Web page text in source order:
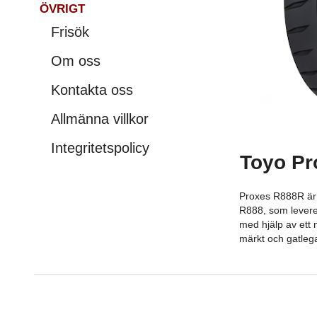
ÖVRIGT
Frisök
Om oss
Kontakta oss
Allmänna villkor
Integritetspolicy
Toyo
Proxes R888R
R888, som
med hjälp av ett
märkt och